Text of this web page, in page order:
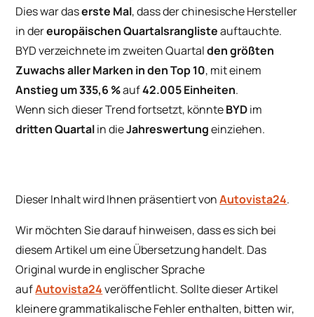
Dies war daserste Mal, dass der chinesische Hersteller
in dereuropäischen Quartalsranglisteauftauchte.
BYD verzeichnete im zweiten Quartalden größten
Zuwachs aller Marken in den Top 10, mit einem
Anstieg um 335,6 %auf42.005 Einheiten.
Wenn sich dieser Trend fortsetzt, könnteBYDim
dritten Quartalin dieJahreswertungeinziehen.
Dieser Inhalt wird Ihnen präsentiert vonAutovista24.
Wir möchten Sie darauf hinweisen, dass es sich bei
diesem Artikel um eine Übersetzung handelt. Das
Original wurde in englischer Sprache
aufAutovista24 veröffentlicht. Sollte dieser Artikel
kleinere grammatikalische Fehler enthalten, bitten wir,